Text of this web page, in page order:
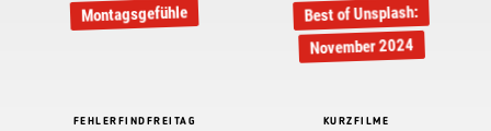
Montagsgefühle Best of Unsplash:
November 2024
FEHLERFINDFREITAG KURZFILME